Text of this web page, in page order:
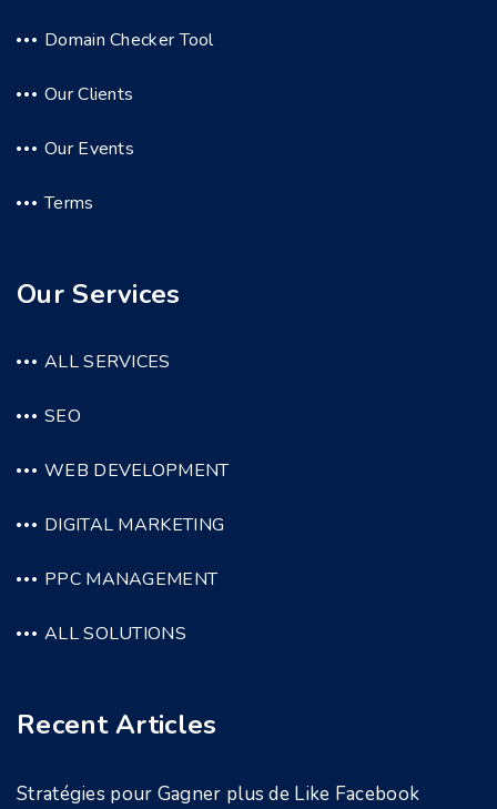
Domain Checker Tool
Our Clients
Our Events
Terms
Our Services
ALL SERVICES
SEO
WEB DEVELOPMENT
DIGITAL MARKETING
PPC MANAGEMENT
ALL SOLUTIONS
Recent Articles
Stratégies pour Gagner plus de Like Facebook